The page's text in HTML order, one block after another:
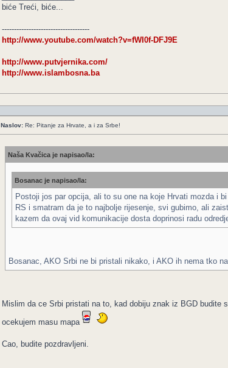
biće Treći, biće...
------------------------------------
http://www.youtube.com/watch?v=fWI0f-DFJ9E
http://www.putvjernika.com/
http://www.islambosna.ba
Naslov: Re: Pitanje za Hrvate, a i za Srbe!
Naša Kvačica je napisao/la:
Bosanac je napisao/la:
Postoji jos par opcija, ali to su one na koje Hrvati mozda i
RS i smatram da je to najbolje rijesenje, svi gubimo, ali
kazem da ovaj vid komunikacije dosta doprinosi radu
Bosanac, AKO Srbi ne bi pristali nikako, i AKO ih nema tko
Mislim da ce Srbi pristati na to, kad dobiju znak iz BGD budite
ocekujem masu mapa
Cao, budite pozdravljeni.